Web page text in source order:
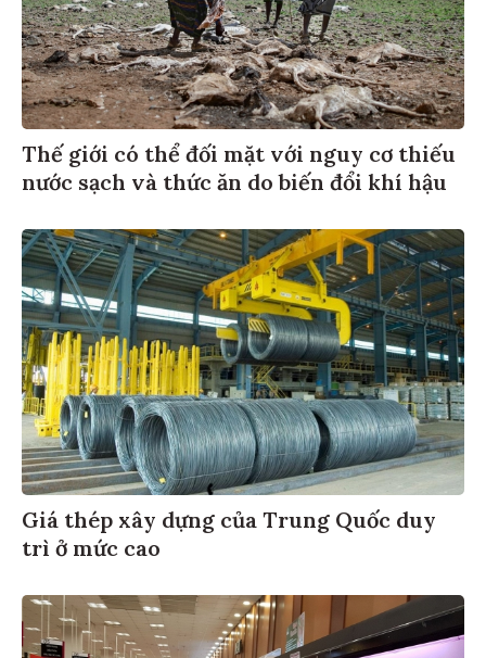
Thế giới có thể đối mặt với nguy cơ thiếu
nước sạch và thức ăn do biến đổi khí hậu
Giá thép xây dựng của Trung Quốc duy
trì ở mức cao